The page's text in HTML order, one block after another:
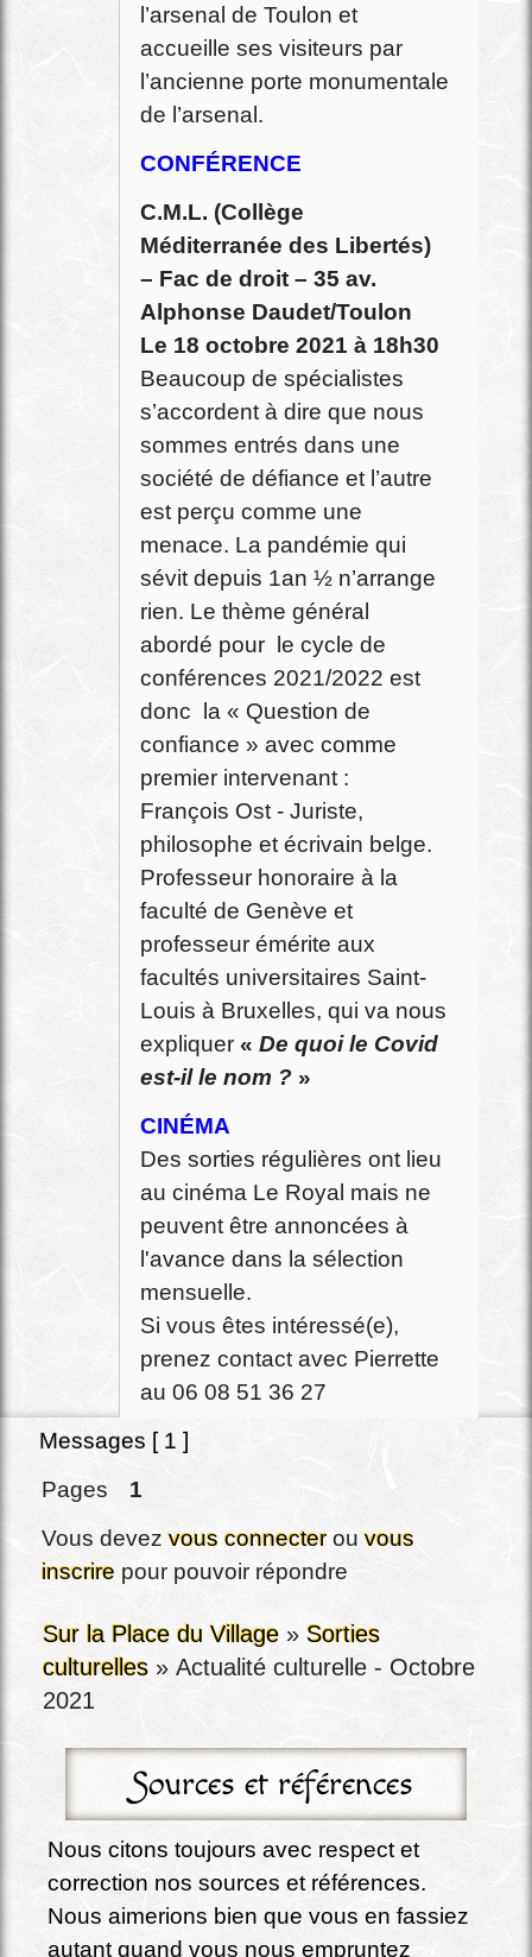
l’arsenal de Toulon et
accueille ses visiteurs par
l’ancienne porte monumentale
de l’arsenal.
CONFÉRENCE
C.M.L. (Collège
Méditerranée des Libertés)
– Fac de droit – 35 av.
Alphonse Daudet/Toulon
Le 18 octobre 2021 à 18h30
Beaucoup de spécialistes
s’accordent à dire que nous
sommes entrés dans une
société de défiance et l’autre
est perçu comme une
menace. La pandémie qui
sévit depuis 1an ½ n’arrange
rien. Le thème général
abordé pour le cycle de
conférences 2021/2022 est
donc la « Question de
confiance » avec comme
premier intervenant :
François Ost - Juriste,
philosophe et écrivain belge.
Professeur honoraire à la
faculté de Genève et
professeur émérite aux
facultés universitaires Saint-
Louis à Bruxelles, qui va nous
expliquer « De quoi le Covid
est-il le nom ?»
CINÉMA
Des sorties régulières ont lieu
au cinéma Le Royal mais ne
peuvent être annoncées à
l'avance dans la sélection
mensuelle.
Si vous êtes intéressé(e),
prenez contact avec Pierrette
au 06 08 51 36 27
Messages [ 1 ]
Pages
1
Vous devezvous connecterouvous
inscrire pour pouvoir répondre
Sur la Place du Village » Sorties
culturelles » Actualité culturelle - Octobre
2021
Sources et références
Nous citons toujours avec respect et
correction nos sources et références.
Nous aimerions bien que vous en fassiez
autant quand vous nous empruntez